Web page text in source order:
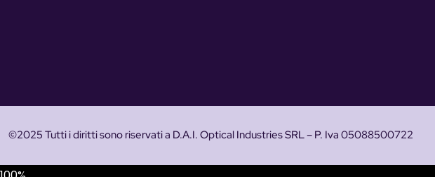
©2025 Tutti i diritti sono riservati a D.A.I. Optical Industries SRL – P. Iva 05088500722